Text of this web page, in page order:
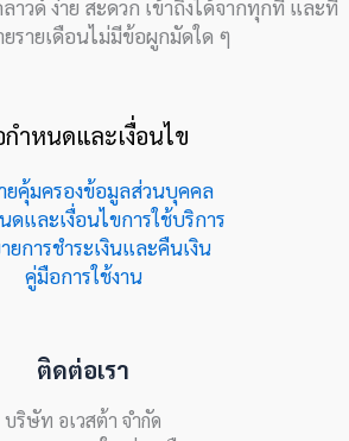
วด์ ง่าย สะดวก เข้าถึงได้จากทุกที่ และที่
รายเดือนไม่มีข้อผูกมัดใด ๆ
กำหนดและเงื่อนไข
ยคุ้มครองข้อมูลส่วนบุคคล
ดและเงื่อนไขการใช้บริการ
ยการชำระเงินและคืนเงิน
คู่มือการใช้งาน
ติดต่อเรา
บริษัท อเวสต้า จำกัด